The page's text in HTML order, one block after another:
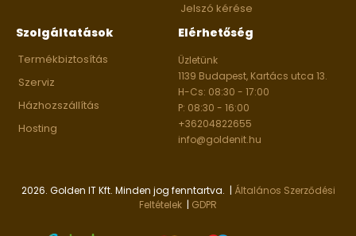
Jelszó kérése
Szolgáltatások
Termékbiztosítás
Szerviz
Házhozszállítás
Hosting
Elérhetőség
Üzletünk
1139 Budapest, Kartács utca 13.
H-Cs: 08:30 - 17:00
P: 08:30 - 16:00
+36204822655
info@goldenit.hu
2026. Golden IT Kft. Minden jog fenntartva. | Általános Szerződési
Feltételek | GDPR